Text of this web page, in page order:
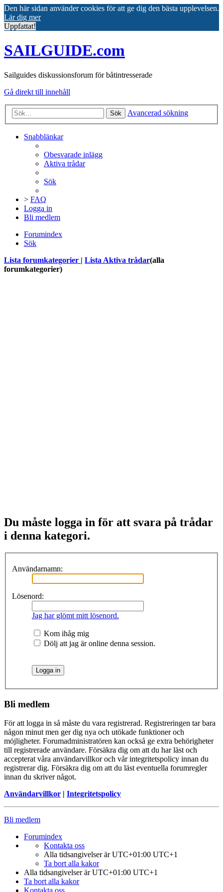
Den här sidan använder cookies för att ge dig den bästa upplevelsen.
Lär dig mer
Uppfattat!
SAILGUIDE.com
Sailguides diskussionsforum för båtintresserade
Gå direkt till innehåll
Sök Avancerad sökning
Snabblänkar
Obesvarade inlägg
Aktiva trådar
Sök
> FAQ
Logga in
Bli medlem
Forumindex
Sök
Lista forumkategorier
Lista Aktiva trådar(alla
forumkategorier)
Du måste logga in för att svara på trådar
i denna kategori.
Användarnamn:
Lösenord:
Jag har glömt mitt lösenord.
Kom ihåg mig
Dölj att jag är online denna session.
Bli medlem
För att logga in så måste du vara registrerad. Registreringen tar bara
någon minut men ger dig nya och utökade funktioner och
möjligheter. Forumadministratören kan också ge extra behörigheter
till registrerade användare. Försäkra dig om att du har läst och
accepterat våra användarvillkor och vår integritetspolicy innan du
registrerar dig. Försäkra dig om att du läst eventuella forumregler
innan du skriver något.
Användarvillkor | Integritetspolicy
Bli medlem
Forumindex
Kontakta oss
Alla tidsangivelser är UTC+01:00 UTC+1
Ta bort alla kakor
Alla tidsangivelser är UTC+01:00 UTC+1
Ta bort alla kakor